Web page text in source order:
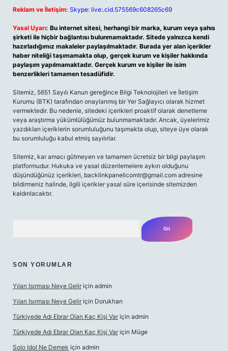
Reklam ve İletişim: Skype: live:.cid.575569c608265c69
Yasal Uyarı: Bu internet sitesi, herhangi bir marka, kurum veya şahıs
şirketi ile hiçbir bağlantısı bulunmamaktadır. Sitede yalnızca kendi
hazırladığımız makaleler paylaşılmaktadır. Burada yer alan içerikler
haber niteliği taşımamakta olup, gerçek kurum ve kişiler hakkında
paylaşım yapılmamaktadır. Gerçek kurum ve kişiler ile isim
benzerlikleri tamamen tesadüfidir.
Sitemiz, 5651 Sayılı Kanun gereğince Bilgi Teknolojileri ve İletişim
Kurumu (BTK) tarafından onaylanmış bir Yer Sağlayıcı olarak hizmet
vermektedir. Bu nedenle, sitedeki içerikleri proaktif olarak denetleme
veya araştırma yükümlülüğümüz bulunmamaktadır. Ancak, üyelerimiz
yazdıkları içeriklerin sorumluluğunu taşımakta olup, siteye üye olarak
bu sorumluluğu kabul etmiş sayılırlar.
Sitemiz, kar amacı gütmeyen ve tamamen ücretsiz bir bilgi paylaşım
platformudur. Hukuka ve yasal düzenlemelere aykırı olduğunu
düşündüğünüz içerikleri, backlinkpanelicomtr@gmail.com adresine
bildirmeniz halinde, ilgili içerikler yasal süre içerisinde sitemizden
kaldırılacaktır.
SON YORUMLAR
Yılan Isırması Neye Gelir için admin
Yılan Isırması Neye Gelir için Dorukhan
Türkiyede Adı Ebrar Olan Kaç Kişi Var için admin
Türkiyede Adı Ebrar Olan Kaç Kişi Var için Müge
Solo Idol Ne Demek için admin